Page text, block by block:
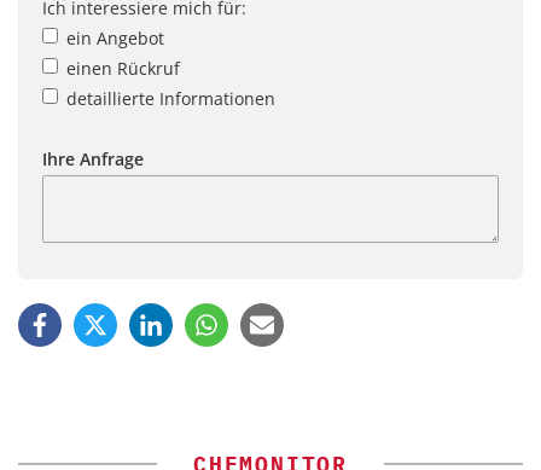
Ich interessiere mich für:
ein Angebot
einen Rückruf
detaillierte Informationen
Ihre Anfrage